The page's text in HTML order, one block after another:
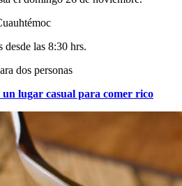
las 8:30 hrs.
dos personas
lugar casual para comer rico